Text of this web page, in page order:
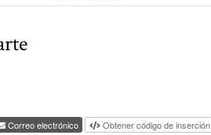
Correo electrónico Obtener código de inserción